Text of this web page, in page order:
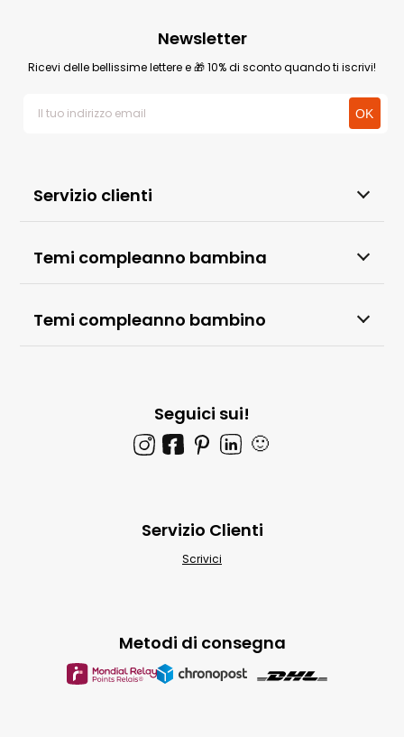
Servizio clienti
Temi compleanno bambina
Temi compleanno bambino
Newsletter
Ricevi delle bellissime lettere e 🎁 10% di sconto quando ti iscrivi!
Seguici sui!
🙂
Metodi di consegna
Servizio Clienti
Scrivici